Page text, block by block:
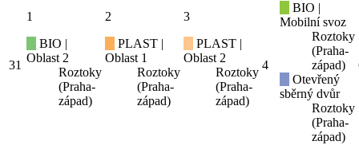
31
1
BIO |
Oblast 2
Roztoky
(Praha-
západ)
2
PLAST |
Oblast 1
Roztoky
(Praha-
západ)
3
PLAST |
Oblast 2
Roztoky
(Praha-
západ)
4
BIO |
Mobilní svoz
Roztoky
(Praha-
západ)
Otevřený
sběrný dvůr
Roztoky
(Praha-
západ)